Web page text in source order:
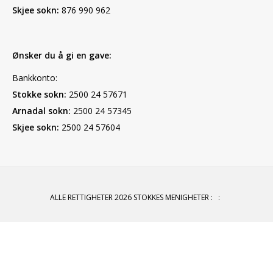
Skjee sokn: 876 990 962
Ønsker du å gi en gave:
Bankkonto:
Stokke sokn: 2500 24 57671
Arnadal sokn: 2500 24 57345
Skjee sokn: 2500 24 57604
ALLE RETTIGHETER 2026 STOKKES MENIGHETER: :